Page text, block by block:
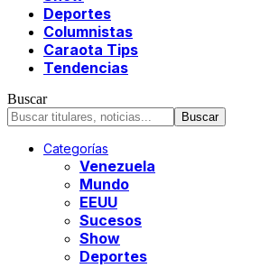
Deportes
Columnistas
Caraota Tips
Tendencias
Buscar
Categorías
Venezuela
Mundo
EEUU
Sucesos
Show
Deportes